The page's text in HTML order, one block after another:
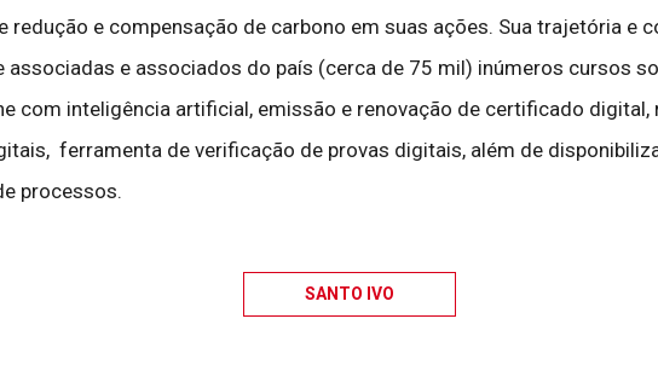
e compensação de carbono em suas ações. Sua trajetória e
associadas e associados do país (cerca de 75 mil) inúmeros cursos
com inteligência artificial, emissão e renovação de certificado
ferramenta de verificação de provas digitais, além de
processos.
SANTO IVO